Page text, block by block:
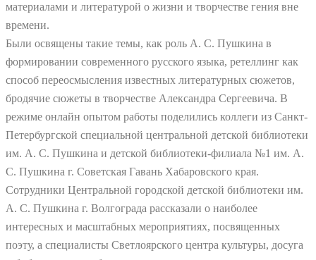
материалами и литературой о жизни и творчестве гения вне
времени.
Были освящены такие темы, как роль А. С. Пушкина в
формировании современного русского языка, ретеллинг как
способ переосмысления известных литературных сюжетов,
бродячие сюжеты в творчестве Александра Сергеевича. В
режиме онлайн опытом работы поделились коллеги из Санкт-
Петербургской специальной центральной детской библиотеки
им. А. С. Пушкина и детской библиотеки-филиала №1 им. А.
С. Пушкина г. Советская Гавань Хабаровского края.
Сотрудники Центральной городской детской библиотеки им.
А. С. Пушкина г. Волгограда рассказали о наиболее
интересных и масштабных мероприятиях, посвященных
поэту, а специалисты Светлоярского центра культуры, досуга